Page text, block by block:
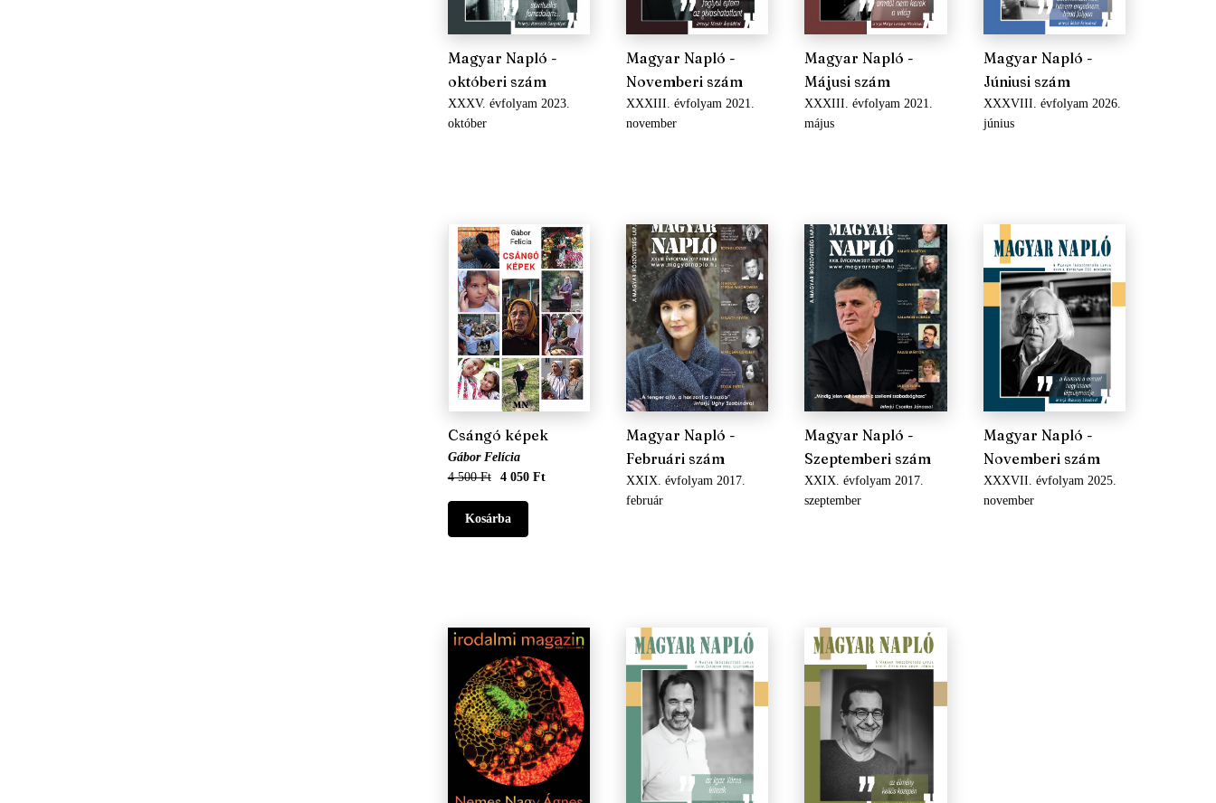
Magyar Napló -
októberi szám
XXXV. évfolyam 2023.
október
Magyar Napló -
Novemberi szám
XXXIII. évfolyam 2021.
november
Magyar Napló -
Májusi szám
XXXIII. évfolyam 2021.
május
Magyar Napló -
Júniusi szám
XXXVIII. évfolyam 2026.
június
Csángó képek
Gábor Felícia
4 500 Ft
4 050 Ft
Magyar Napló -
Februári szám
XXIX. évfolyam 2017.
február
Magyar Napló -
Szeptemberi szám
XXIX. évfolyam 2017.
szeptember
Magyar Napló -
Novemberi szám
XXXVII. évfolyam 2025.
november